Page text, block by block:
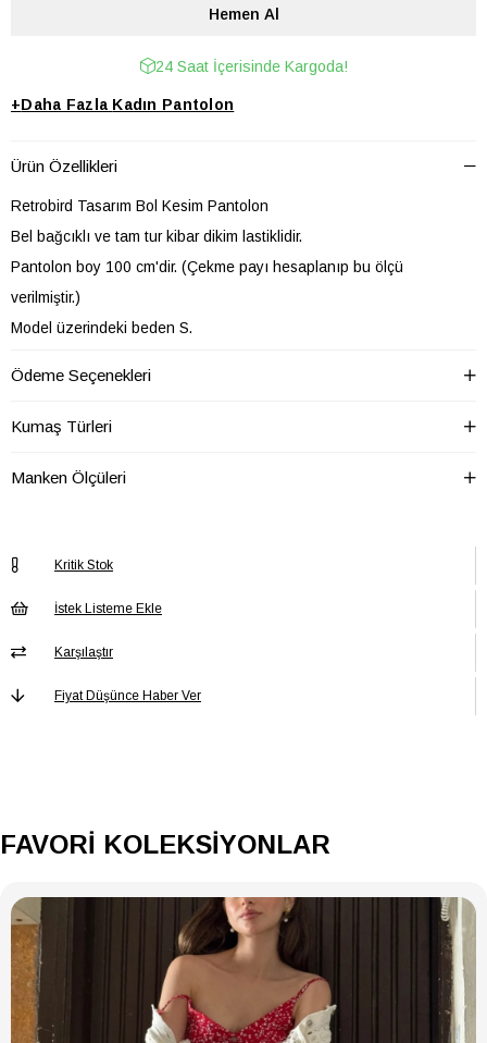
24 Saat İçerisinde Kargoda!
+Daha Fazla Kadın Pantolon
Ürün Özellikleri
Retrobird Tasarım Bol Kesim Pantolon
Bel bağcıklı ve tam tur kibar dikim lastiklidir.
Pantolon boy 100 cm'dir. (Çekme payı hesaplanıp bu ölçü
verilmiştir.)
Model üzerindeki beden S.
Geniş kalıptır. L bedeni 80-100 kg aralığına öneriyoruz.
SOĞUK SUDA YIKAYINIZ
Astar Durumu
Baskı/Nakış
PANTOLON Bel Yüksek Bel
PANTOLON Ek
Özellik
Ek Özellik Mevcut Değil
PANTOLON
Kalınlık
Orta
PANTOLON
Kalıp
Regular
Ödeme Seçenekleri
Kumaş Türleri
Manken Ölçüleri
Kritik Stok
İstek Listeme Ekle
Karşılaştır
Fiyat Düşünce Haber Ver
FAVORİ KOLEKSİYONLAR